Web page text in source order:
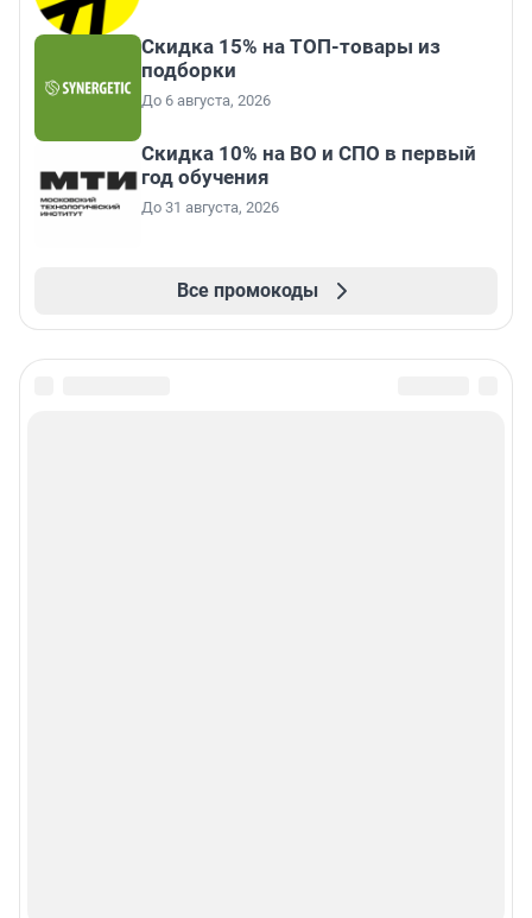
Скидка 15% на ТОП-товары из
подборки
До 6 августа, 2026
Скидка 10% на ВО и СПО в первый
год обучения
До 31 августа, 2026
Все промокоды